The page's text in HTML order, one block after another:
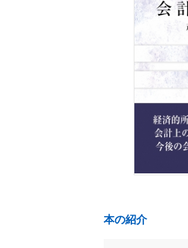
本の紹介